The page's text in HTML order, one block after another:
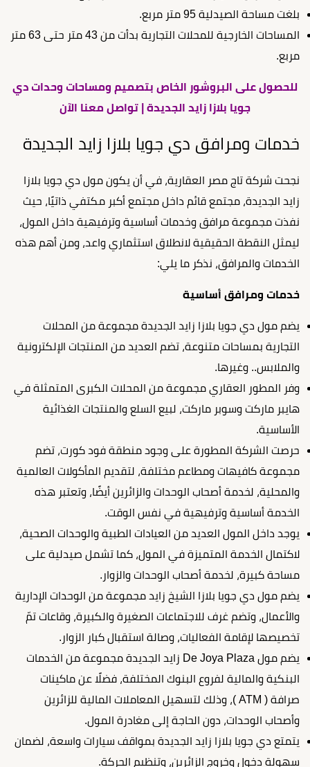
بلغت مساحة الصيدلية 95 متر مربع.
المساحات الخارجية للمحلات التجارية بدأت من 43 متر حتى 63 متر
مربع.
للحصول على البروشور الخاص بتصميم ومساحات وحدات دي
جويا بلازا زايد الجديدة | تواصل معنا الآن
خدمات ومرافق دي جويا بلازا زايد الجديدة
نجحت شركة تاج مصر العقارية، في أن يكون مول دي جويا بلازا
زايد الجديدة، مجتمع قائم داخل مجتمع أكبر مكتفي ذاتيًا، حيث
نفذت مجموعة مرافق وخدمات أساسية وترفيهية داخل المول،
ليمثل النقطة الحقيقية لانطلاق استثماري واعد، ومن أهم هذه
الخدمات والمرافق، نذكر ما يلي:
خدمات ومرافق أساسية
يضم مول دي جويا بلازا زايد الجديدة مجموعة من المحلات
التجارية بمساحات متنوعة، تضم العديد من المنتجات الإلكترونية
والملابس.. وغيرها.
وفر المطور العقاري مجموعة من المحلات الكبرى المتمثلة في
هايبر ماركت وسوبر ماركت، لبيع السلع والمنتجات الغذائية
الأساسية.
حرصت الشركة المطورة على وجود منطقة فود كورت، تضم
مجموعة كافيهات ومطاعم مختلفة، لتقديم المأكولات العالمية
والمحلية، لخدمة أصحاب الوحدات والزائرين أيضًا، وتعتبر هذه
الخدمة أساسية وترفيهية في نفس الوقت.
يوجد داخل المول العديد من العيادات الطبية والوحدات الصحية،
لاكتمال الخدمة المتميزة في المول، كما تشمل صيدلية على
مساحة كبيرة، لخدمة أصحاب الوحدات والزوار.
يضم مول دي جويا بلازا الشيخ زايد مجموعة من الوحدات الإدارية
والأعمال، وتضم غرف للاجتماعات الصغيرة والكبيرة، وقاعات تمّ
تخصيصها لإقامة الفعاليات، وصالة استقبال كبار الزوار.
يضم مول De Joya Plaza زايد الجديدة مجموعة من الخدمات
البنكية والمالية لفروع البنوك المختلفة، فضلًا عن ماكينات
صرافة ( ATM )، وذلك لتسهيل المعاملات المالية للزائرين
وأصحاب الوحدات، دون الحاجة إلى مغادرة المول.
يتمتع دي جويا بلازا زايد الجديدة بمواقف سيارات واسعة، لضمان
سهولة دخول وخروج الزائرين، وتنظيم الحركة.